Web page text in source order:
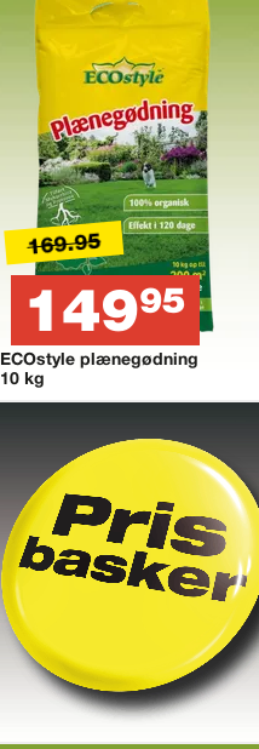
169.95
14995
ECOstyle plænegødning
10 kg